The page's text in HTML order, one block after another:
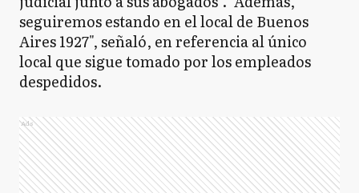
seguiremos estando en el local de Buenos
Aires 1927", señaló, en referencia al único
local que sigue tomado por los empleados
despedidos.
Ads